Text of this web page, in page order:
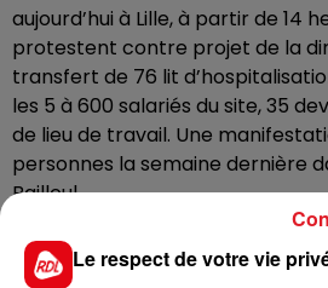
aujourd’hui à Lille, à partir de 14
protestent contre projet de la
transfert de 76 lit
les 5 à 600 salariés du site, 35
de lieu de travail. Une
personnes la semaine dernière
Bailleul.
Le respect de votre vie